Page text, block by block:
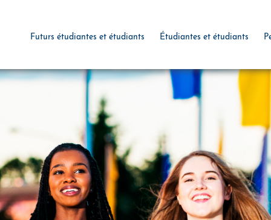
Futurs étudiantes et étudiants Étudiantes et étudiants